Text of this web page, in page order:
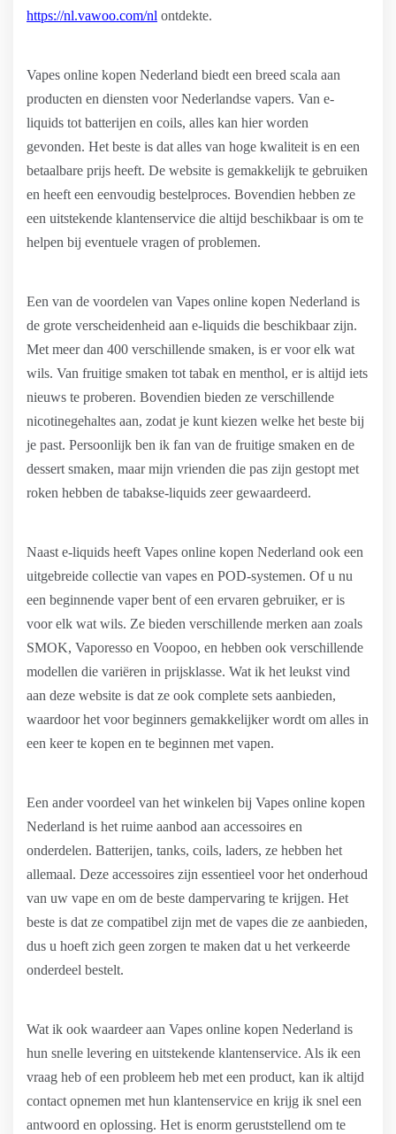
https://nl.vawoo.com/nl ontdekte.
Vapes online kopen Nederland biedt een breed scala aan
producten en diensten voor Nederlandse vapers. Van e-
liquids tot batterijen en coils, alles kan hier worden
gevonden. Het beste is dat alles van hoge kwaliteit is en een
betaalbare prijs heeft. De website is gemakkelijk te gebruiken
en heeft een eenvoudig bestelproces. Bovendien hebben ze
een uitstekende klantenservice die altijd beschikbaar is om te
helpen bij eventuele vragen of problemen.
Een van de voordelen van Vapes online kopen Nederland is
de grote verscheidenheid aan e-liquids die beschikbaar zijn.
Met meer dan 400 verschillende smaken, is er voor elk wat
wils. Van fruitige smaken tot tabak en menthol, er is altijd iets
nieuws te proberen. Bovendien bieden ze verschillende
nicotinegehaltes aan, zodat je kunt kiezen welke het beste bij
je past. Persoonlijk ben ik fan van de fruitige smaken en de
dessert smaken, maar mijn vrienden die pas zijn gestopt met
roken hebben de tabakse-liquids zeer gewaardeerd.
Naast e-liquids heeft Vapes online kopen Nederland ook een
uitgebreide collectie van vapes en POD-systemen. Of u nu
een beginnende vaper bent of een ervaren gebruiker, er is
voor elk wat wils. Ze bieden verschillende merken aan zoals
SMOK, Vaporesso en Voopoo, en hebben ook verschillende
modellen die variëren in prijsklasse. Wat ik het leukst vind
aan deze website is dat ze ook complete sets aanbieden,
waardoor het voor beginners gemakkelijker wordt om alles in
een keer te kopen en te beginnen met vapen.
Een ander voordeel van het winkelen bij Vapes online kopen
Nederland is het ruime aanbod aan accessoires en
onderdelen. Batterijen, tanks, coils, laders, ze hebben het
allemaal. Deze accessoires zijn essentieel voor het onderhoud
van uw vape en om de beste dampervaring te krijgen. Het
beste is dat ze compatibel zijn met de vapes die ze aanbieden,
dus u hoeft zich geen zorgen te maken dat u het verkeerde
onderdeel bestelt.
Wat ik ook waardeer aan Vapes online kopen Nederland is
hun snelle levering en uitstekende klantenservice. Als ik een
vraag heb of een probleem heb met een product, kan ik altijd
contact opnemen met hun klantenservice en krijg ik snel een
antwoord en oplossing. Het is enorm geruststellend om te